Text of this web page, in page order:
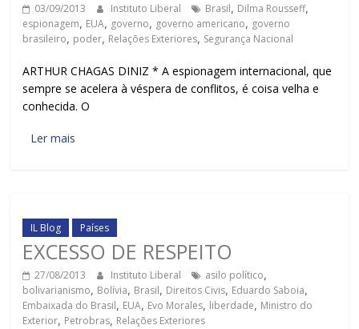
03/09/2013 Instituto Liberal Brasil, Dilma Rousseff,
espionagem, EUA, governo, governo americano, governo
brasileiro, poder, Relações Exteriores, Segurança Nacional
ARTHUR CHAGAS DINIZ * A espionagem internacional, que
sempre se acelera à véspera de conflitos, é coisa velha e
conhecida. O
Ler mais
IL Blog Países
EXCESSO DE RESPEITO
27/08/2013 Instituto Liberal asilo político,
bolivarianismo, Bolívia, Brasil, Direitos Civis, Eduardo Saboia,
Embaixada do Brasil, EUA, Evo Morales, liberdade, Ministro do
Exterior, Petrobras, Relações Exteriores